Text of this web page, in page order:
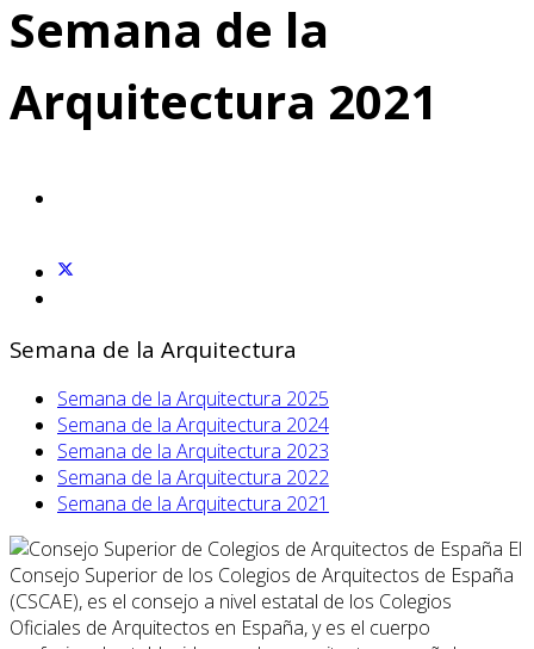
Semana de la
Arquitectura 2021
Semana de la Arquitectura
Semana de la Arquitectura 2025
Semana de la Arquitectura 2024
Semana de la Arquitectura 2023
Semana de la Arquitectura 2022
Semana de la Arquitectura 2021
El
Consejo Superior de los Colegios de Arquitectos de España
(CSCAE), es el consejo a nivel estatal de los Colegios
Oficiales de Arquitectos en España, y es el cuerpo